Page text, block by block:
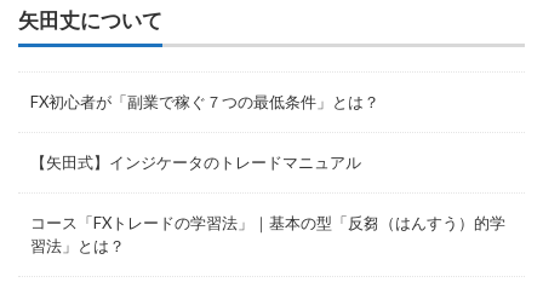
矢田丈について
FX初心者が「副業で稼ぐ７つの最低条件」とは？
【矢田式】インジケータのトレードマニュアル
コース「FXトレードの学習法」｜基本の型「反芻（はんすう）的学
習法」とは？